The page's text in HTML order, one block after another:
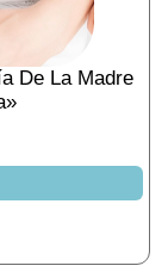
De La Madre